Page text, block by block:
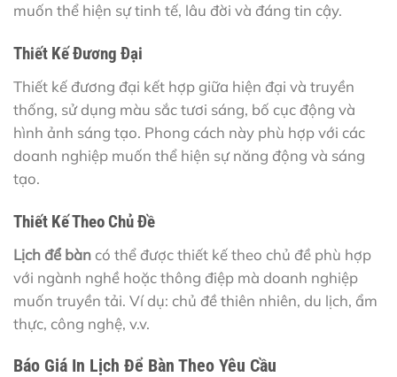
muốn thể hiện sự tinh tế, lâu đời và đáng tin cậy.
Thiết Kế Đương Đại
Thiết kế đương đại kết hợp giữa hiện đại và truyền
thống, sử dụng màu sắc tươi sáng, bố cục động và
hình ảnh sáng tạo. Phong cách này phù hợp với các
doanh nghiệp muốn thể hiện sự năng động và sáng
tạo.
Thiết Kế Theo Chủ Đề
Lịch để bàn có thể được thiết kế theo chủ đề phù hợp
với ngành nghề hoặc thông điệp mà doanh nghiệp
muốn truyền tải. Ví dụ: chủ đề thiên nhiên, du lịch, ẩm
thực, công nghệ, v.v.
Báo Giá In Lịch Để Bàn Theo Yêu Cầu